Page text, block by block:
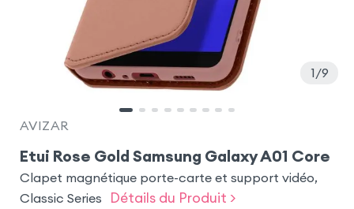
1 9
AVIZAR
Etui Rose Gold Samsung Galaxy A01 Core
Clapet magnétique porte-carte et support vidéo,
Classic Series
Détails du Produit >